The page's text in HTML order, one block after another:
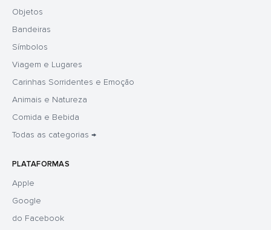
Objetos
Bandeiras
Símbolos
Viagem e Lugares
Carinhas Sorridentes e Emoção
Animais e Natureza
Comida e Bebida
Todas as categorias →
PLATAFORMAS
Apple
Google
do Facebook